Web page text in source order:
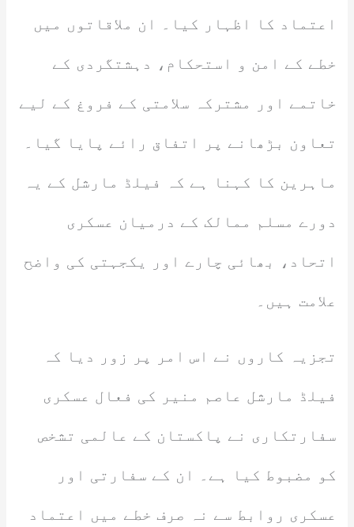
اعتماد کا اظہار کیا۔ ان ملاقاتوں میں
خطے کے امن و استحکام، دہشتگردی کے
خاتمے اور مشترکہ سلامتی کے فروغ کے لیے
تعاون بڑھانے پر اتفاق رائے پایا گیا۔
ماہرین کا کہنا ہے کہ فیلڈ مارشل کے یہ
دورے مسلم ممالک کے درمیان عسکری
اتحاد، بھائی چارے اور یکجہتی کی واضح
علامت ہیں۔
تجزیہ کاروں نے اس امر پر زور دیا کہ
فیلڈ مارشل عاصم منیر کی فعال عسکری
سفارتکاری نے پاکستان کے عالمی تشخص
کو مضبوط کیا ہے۔ ان کے سفارتی اور
عسکری روابط سے نہ صرف خطے میں اعتماد